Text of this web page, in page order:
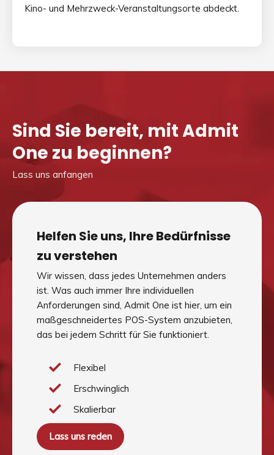
Kino- und Mehrzweck-Veranstaltungsorte abdeckt.
Sind Sie bereit, mit Admit
One zu beginnen?
Lass uns anfangen
Helfen Sie uns, Ihre Bedürfnisse
zu verstehen
Wir wissen, dass jedes Unternehmen anders
ist. Was auch immer Ihre individuellen
Anforderungen sind, Admit One ist hier, um ein
maßgeschneidertes POS-System anzubieten,
das bei jedem Schritt für Sie funktioniert.
Flexibel
Erschwinglich
Skalierbar
Lass uns reden